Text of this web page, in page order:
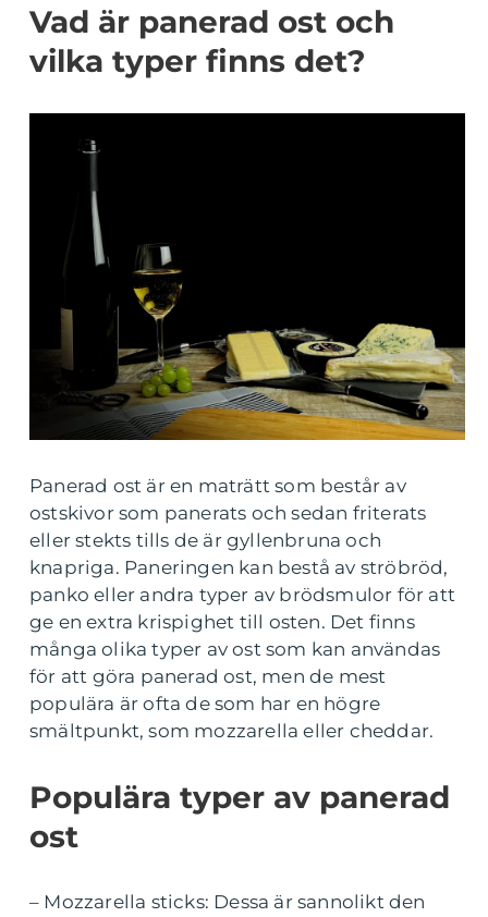
Vad är panerad ost och
vilka typer finns det?
Panerad ost är en maträtt som består av
ostskivor som panerats och sedan friterats
eller stekts tills de är gyllenbruna och
knapriga. Paneringen kan bestå av ströbröd,
panko eller andra typer av brödsmulor för att
ge en extra krispighet till osten. Det finns
många olika typer av ost som kan användas
för att göra panerad ost, men de mest
populära är ofta de som har en högre
smältpunkt, som mozzarella eller cheddar.
Populära typer av panerad
ost
– Mozzarella sticks: Dessa är sannolikt den